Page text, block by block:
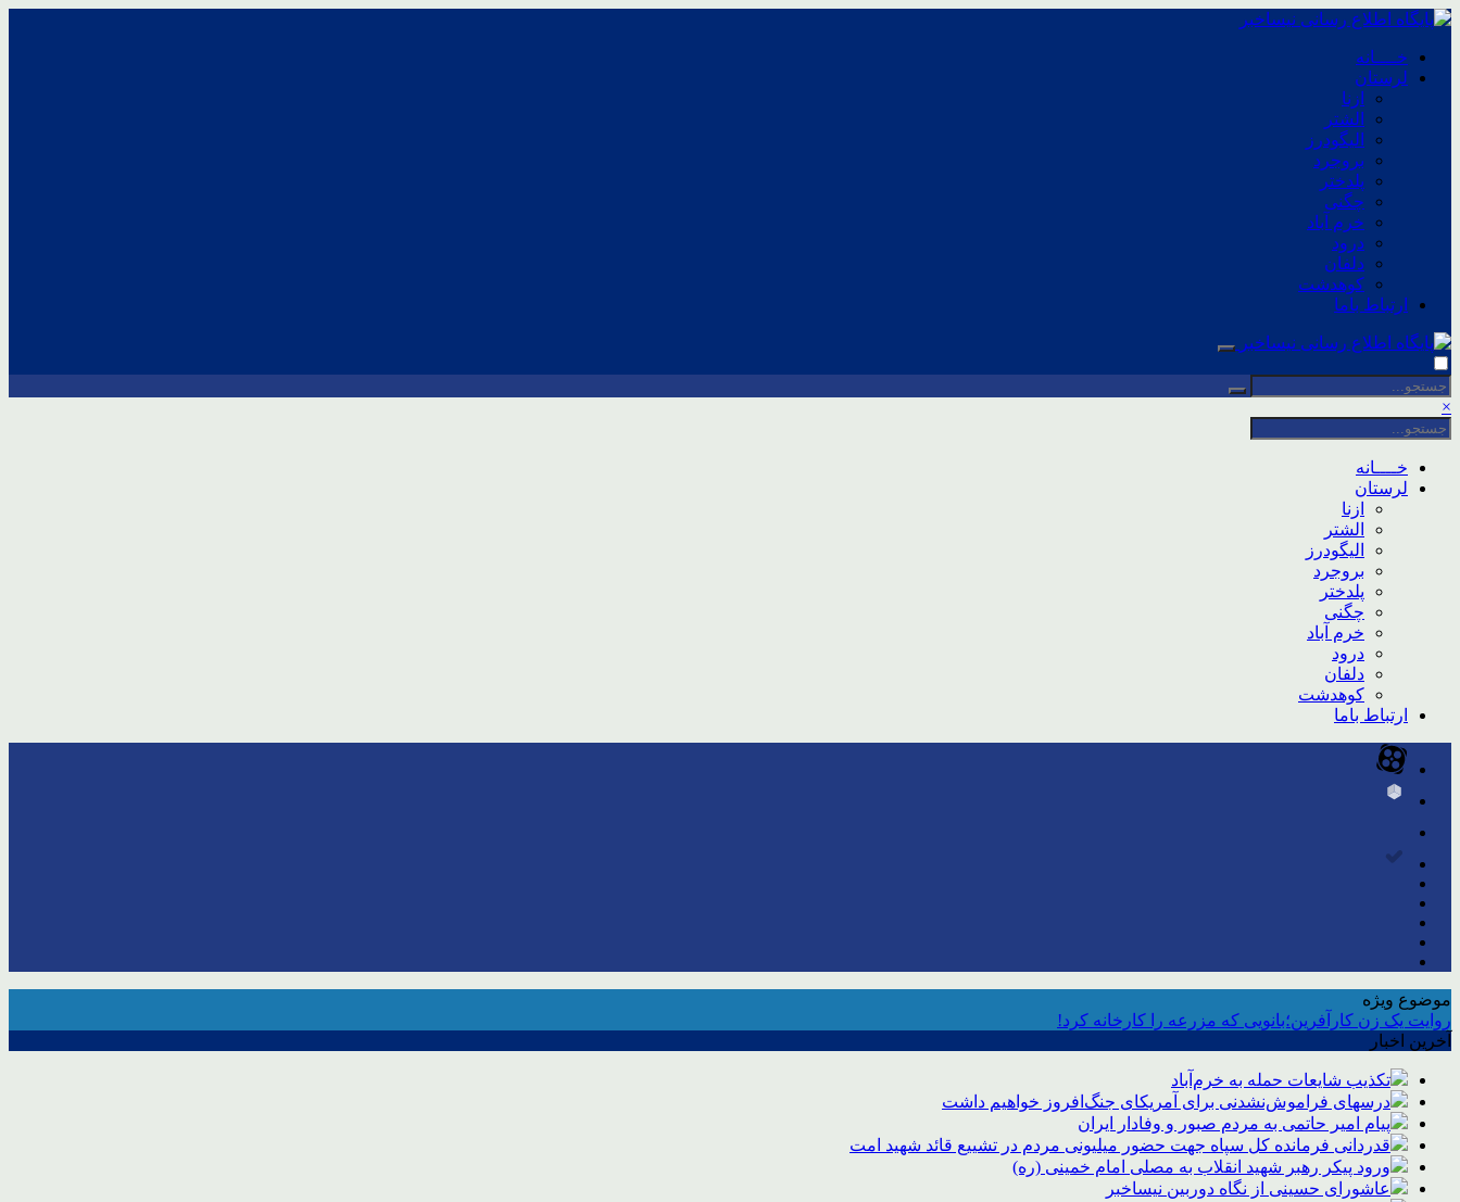
خــــانه
لرستان
ازنا
الشتر
الیگودرز
بروجرد
پلدختر
چگنی
خرم آباد
درود
دلفان
کوهدشت
ارتباط باما
×
خــــانه
لرستان
ازنا
الشتر
الیگودرز
بروجرد
پلدختر
چگنی
خرم آباد
درود
دلفان
کوهدشت
ارتباط باما
موضوع ویژه
روایت یک زن کارآفرین؛بانویی که مزرعه را کارخانه کرد!
آخرین اخبار
تکذیب شایعات حمله به خرم‌آباد
درسهای فراموش‌نشدنی برای آمریکای جنگ‌افروز خواهیم داشت
پیام امیر حاتمی به مردم صبور و وفادار ایران
قدردانی فرمانده کل سپاه جهت حضور میلیونی مردم در تشییع قائد شهید امت
ورود پیکر رهبر شهید انقلاب به مصلی امام خمینی (ره)
عاشورای حسینی از نگاه دوربین نیساخبر